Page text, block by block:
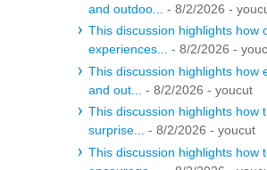
and outdoo...
- 8/2/2026 -
This discussion highlights how
experiences...
- 8/2/2026 -
This discussion highlights how
and out...
- 8/2/2026 - youcut
This discussion highlights how
surprise...
- 8/2/2026 - youcut
This discussion highlights how